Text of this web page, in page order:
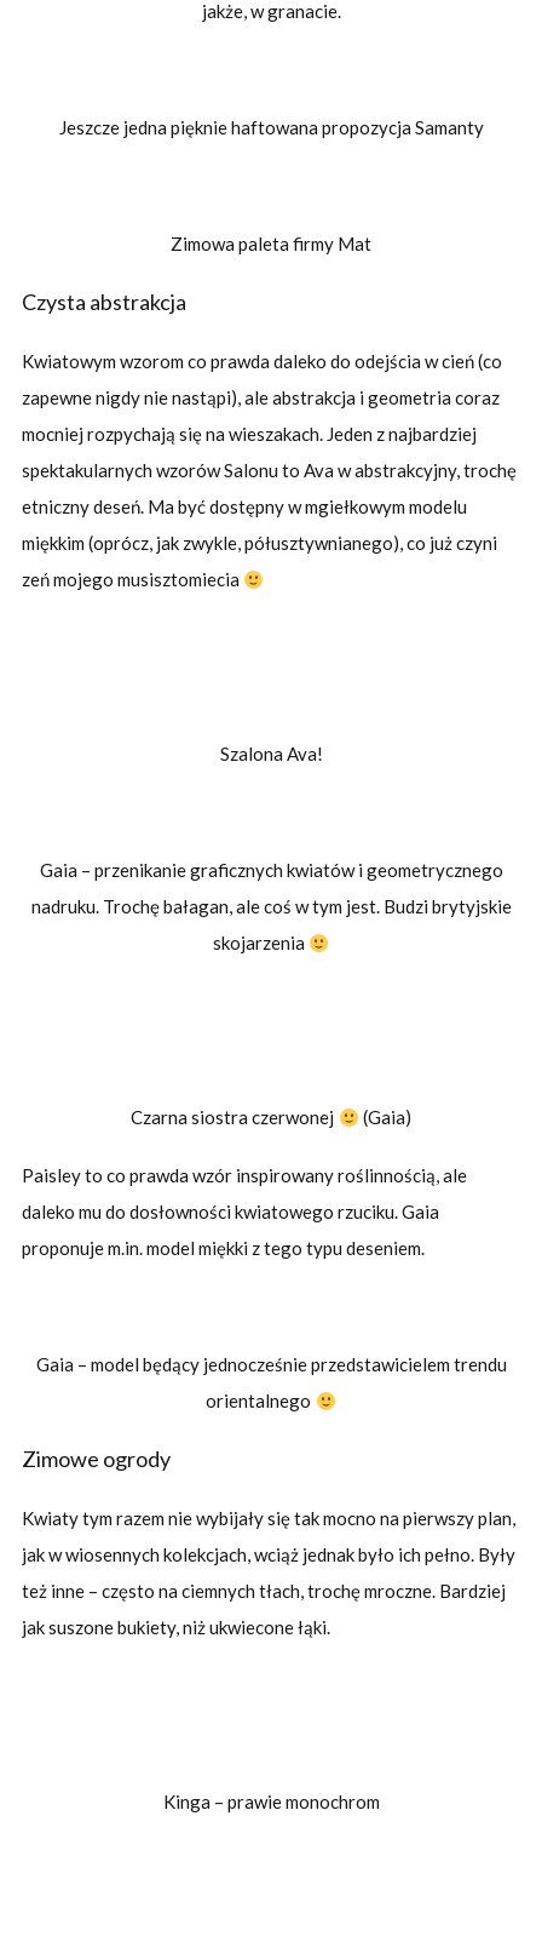
jakże, w granacie.
Jeszcze jedna pięknie haftowana propozycja Samanty
Zimowa paleta firmy Mat
Czysta abstrakcja
Kwiatowym wzorom co prawda daleko do odejścia w cień (co
zapewne nigdy nie nastąpi), ale abstrakcja i geometria coraz
mocniej rozpychają się na wieszakach. Jeden z najbardziej
spektakularnych wzorów Salonu to Ava w abstrakcyjny, trochę
etniczny deseń. Ma być dostępny w mgiełkowym modelu
miękkim (oprócz, jak zwykle, półusztywnianego), co już czyni
zeń mojego musisztomiecia
Szalona Ava!
Gaia – przenikanie graficznych kwiatów i geometrycznego
nadruku. Trochę bałagan, ale coś w tym jest. Budzi brytyjskie
skojarzenia
Czarna siostra czerwonej (Gaia)
Paisley to co prawda wzór inspirowany roślinnością, ale
daleko mu do dosłowności kwiatowego rzuciku. Gaia
proponuje m.in. model miękki z tego typu deseniem.
Gaia – model będący jednocześnie przedstawicielem trendu
orientalnego
Zimowe ogrody
Kwiaty tym razem nie wybijały się tak mocno na pierwszy plan,
jak w wiosennych kolekcjach, wciąż jednak było ich pełno. Były
też inne – często na ciemnych tłach, trochę mroczne. Bardziej
jak suszone bukiety, niż ukwiecone łąki.
Kinga – prawie monochrom